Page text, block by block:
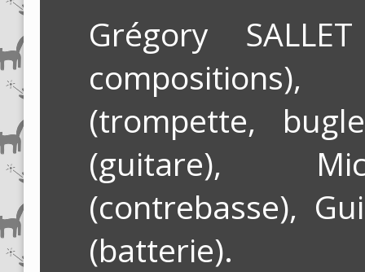
Grégory
(trompette,
(guitare),
(contrebasse),
(batterie).